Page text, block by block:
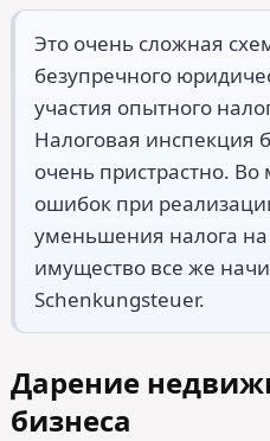
Это очень сложная
безупречного
участия опытного
Налоговая инспекция
очень пристрастно. Во
ошибок при
уменьшения налога
имущество все же
Schenkungsteuer.
Дарение
бизнеса